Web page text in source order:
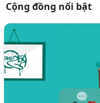
Cộng đồng nổi bật